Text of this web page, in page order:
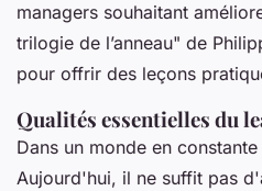
managers souhaitant
trilogie de l’anneau" de
pour offrir des leçons
Qualités essentielles du
Dans un monde en
Aujourd'hui, il ne suffit pas